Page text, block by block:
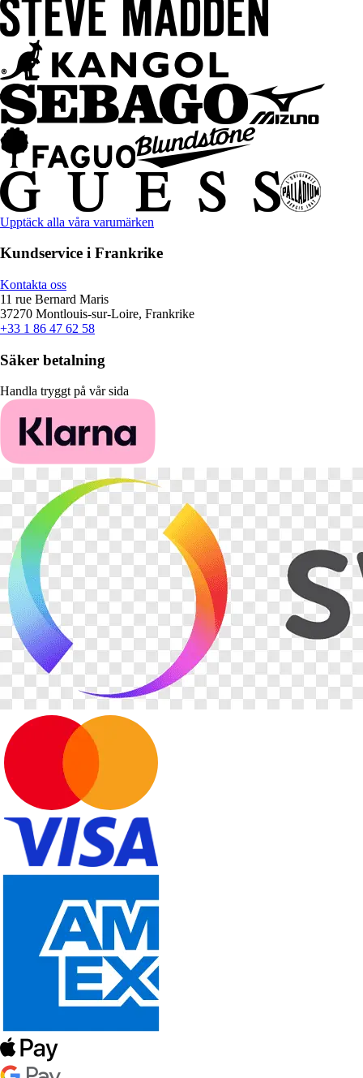
Upptäck alla våra varumärken
Kundservice i Frankrike
Kontakta oss
11 rue Bernard Maris
37270 Montlouis-sur-Loire, Frankrike
+33 1 86 47 62 58
Säker betalning
Handla tryggt på vår sida